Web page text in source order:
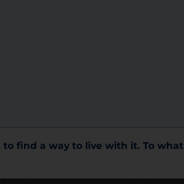
find a way to live with it. To what